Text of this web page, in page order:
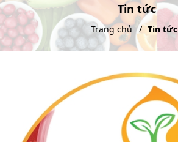
Tin tức
Trang chủ Tin tức